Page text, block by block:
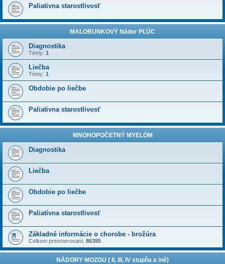
Paliativna starostlivosť
MALOBUNKOVÝ Nádor PĽÚC
Diagnostika
Témy: 1
Liečba
Témy: 1
Obdobie po liečbe
Paliativna starostlivosť
MNOHOPOČETNÝ MYELÓM
Diagnostika
Liečba
Obdobie po liečbe
Paliatívna starostlivosť
Základné informácie o chorobe - brožúra
Celkom presmerovaní: 86395
NÁDORY MOZGU ( II, III, IV stupňa a iné)